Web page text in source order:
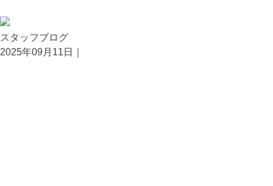
スタッフブログ
2025年09月11日｜